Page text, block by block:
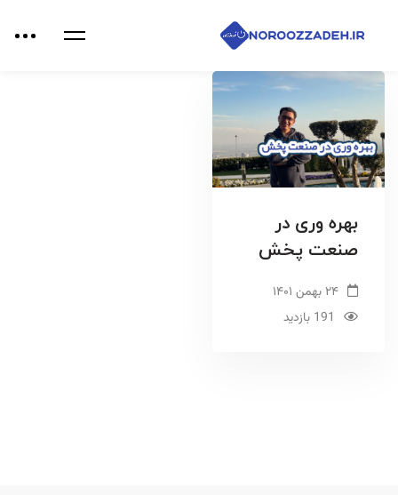
بهره وری در
صنعت پخش
191 بازدید